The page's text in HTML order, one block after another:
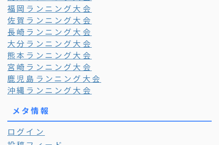
福岡ランニング大会
佐賀ランニング大会
長崎ランニング大会
大分ランニング大会
熊本ランニング大会
宮崎ランニング大会
鹿児島ランニング大会
沖縄ランニング大会
メタ情報
ログイン